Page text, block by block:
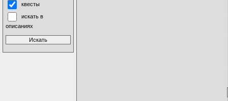
квесты
искать в
описаниях